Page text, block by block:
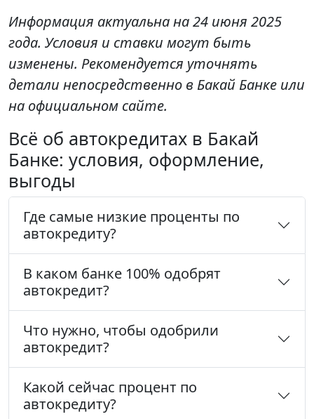
Информация актуальна на 24 июня 2025
года. Условия и ставки могут быть
изменены. Рекомендуется уточнять
детали непосредственно в Бакай Банке или
на официальном сайте.
Всё об автокредитах в Бакай
Банке: условия, оформление,
выгоды
Где самые низкие проценты по
автокредиту?
В каком банке 100% одобрят
автокредит?
Что нужно, чтобы одобрили
автокредит?
Какой сейчас процент по
автокредиту?